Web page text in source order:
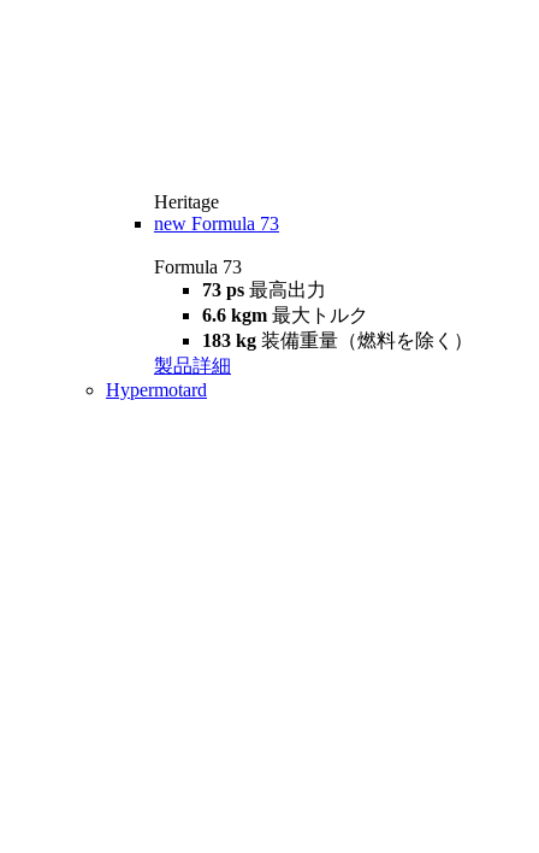
Heritage
new Formula 73
Formula 73
73 ps 最高出力
6.6 kgm 最大トルク
183 kg 装備重量（燃料を除く）
製品詳細
Hypermotard